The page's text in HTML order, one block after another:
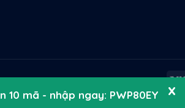
10 mã - nhập ngay: PWP80EY